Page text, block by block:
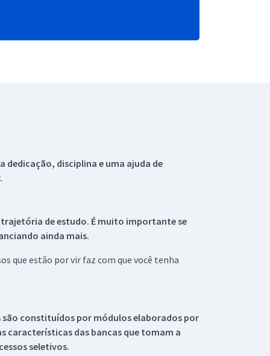
dedicação, disciplina e uma ajuda de
de estudo. É muito importante se
ainda mais.
que estão por vir faz com que você tenha
são constituídos por módulos elaborados por
características das bancas que tomam a
seletivos.